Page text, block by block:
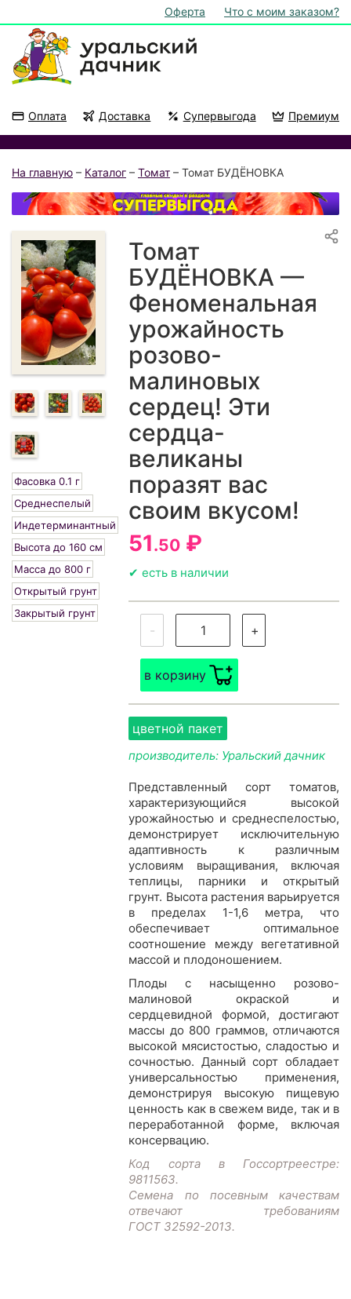
Оферта Что с моим заказом?
Оплата Доставка Супервыгода Премиум
На главную – Каталог – Томат – Томат БУДЁНОВКА
Фасовка 0.1 г
Среднеспелый
Индетерминантный
Высота до 160 см
Масса до 800 г
Открытый грунт
Закрытый грунт
Томат
БУДЁНОВКА —
Феноменальная
урожайность
розово-
малиновых
сердец! Эти
сердца-
великаны
поразят вас
своим вкусом!
51.50 ₽
✔ есть в наличии
- +
в корзину
цветной пакет
производитель: Уральский дачник
Представленный сорт томатов,
характеризующийся высокой
урожайностью и среднеспелостью,
демонстрирует исключительную
адаптивность к различным
условиям выращивания, включая
теплицы, парники и открытый
грунт. Высота растения варьируется
в пределах 1-1,6 метра, что
обеспечивает оптимальное
соотношение между вегетативной
массой и плодоношением.
Плоды с насыщенно розово-
малиновой окраской и
сердцевидной формой, достигают
массы до 800 граммов, отличаются
высокой мясистостью, сладостью и
сочностью. Данный сорт обладает
универсальностью применения,
демонстрируя высокую пищевую
ценность как в свежем виде, так и в
переработанной форме, включая
консервацию.
Код сорта в Госсортреестре:
9811563.
Семена по посевным качествам
отвечают требованиям
ГОСТ 32592-2013.